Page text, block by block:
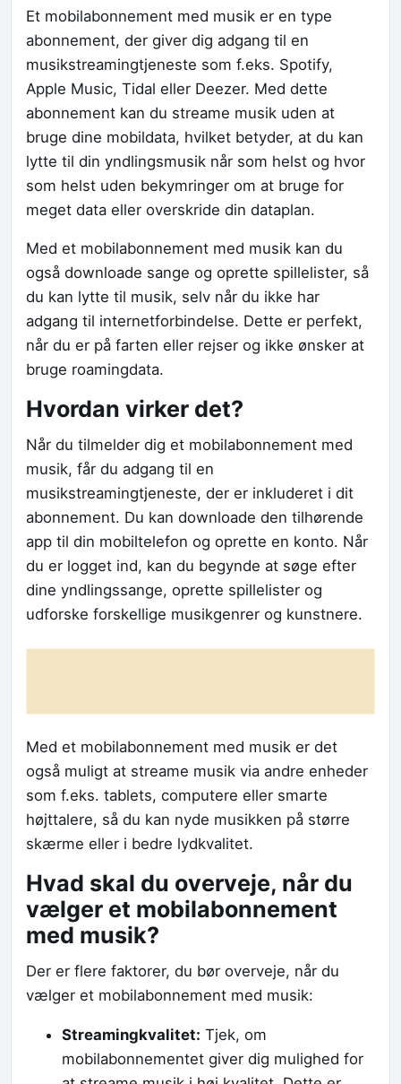
Et mobilabonnement med musik er en type
abonnement, der giver dig adgang til en
musikstreamingtjeneste som f.eks. Spotify,
Apple Music, Tidal eller Deezer. Med dette
abonnement kan du streame musik uden at
bruge dine mobildata, hvilket betyder, at du kan
lytte til din yndlingsmusik når som helst og hvor
som helst uden bekymringer om at bruge for
meget data eller overskride din dataplan.
Med et mobilabonnement med musik kan du
også downloade sange og oprette spillelister, så
du kan lytte til musik, selv når du ikke har
adgang til internetforbindelse. Dette er perfekt,
når du er på farten eller rejser og ikke ønsker at
bruge roamingdata.
Hvordan virker det?
Når du tilmelder dig et mobilabonnement med
musik, får du adgang til en
musikstreamingtjeneste, der er inkluderet i dit
abonnement. Du kan downloade den tilhørende
app til din mobiltelefon og oprette en konto. Når
du er logget ind, kan du begynde at søge efter
dine yndlingssange, oprette spillelister og
udforske forskellige musikgenrer og kunstnere.
Med et mobilabonnement med musik er det
også muligt at streame musik via andre enheder
som f.eks. tablets, computere eller smarte
højttalere, så du kan nyde musikken på større
skærme eller i bedre lydkvalitet.
Hvad skal du overveje, når du
vælger et mobilabonnement
med musik?
Der er flere faktorer, du bør overveje, når du
vælger et mobilabonnement med musik:
Streamingkvalitet: Tjek, om
mobilabonnementet giver dig mulighed for